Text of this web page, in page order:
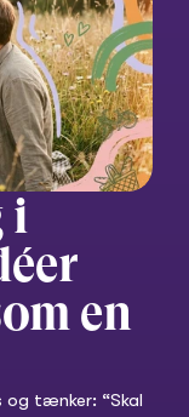
i
en
og tænker: “Skal